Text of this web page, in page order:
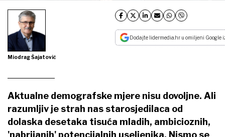
Miodrag Šajatović
Dodajte lidermedia.hr u omiljeni Google
Aktualne demografske mjere nisu dovoljne. Ali
razumljiv je strah nas starosjedilaca od
dolaska desetaka tisuća mladih, ambicioznih,
'nabrijanih' potencijalnih useljenika. Nismo se